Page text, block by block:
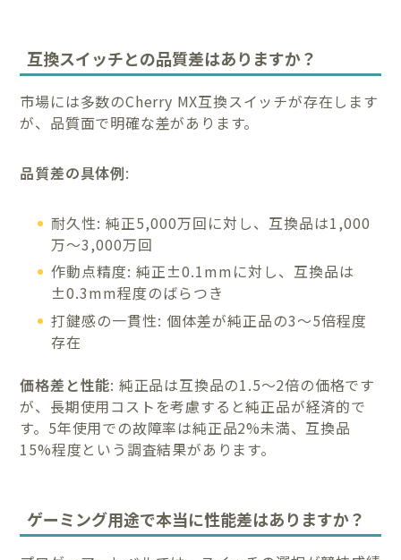
互換スイッチとの品質差はありますか？
市場には多数のCherry MX互換スイッチが存在します
が、品質面で明確な差があります。
品質差の具体例:
耐久性: 純正5,000万回に対し、互換品は1,000
万〜3,000万回
作動点精度: 純正±0.1mmに対し、互換品は
±0.3mm程度のばらつき
打鍵感の一貫性: 個体差が純正品の3〜5倍程度
存在
価格差と性能: 純正品は互換品の1.5〜2倍の価格です
が、長期使用コストを考慮すると純正品が経済的で
す。5年使用での故障率は純正品2%未満、互換品
15%程度という調査結果があります。
ゲーミング用途で本当に性能差はありますか？